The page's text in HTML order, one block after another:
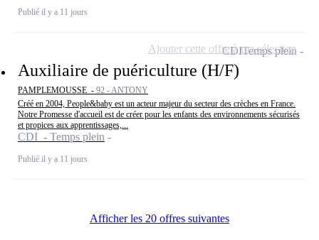
Publié il y a 11 jours
Auxiliaire de puériculture (H/F)
PAMPLEMOUSSE - 92 - ANTONY
Créé en 2004, People&baby est un acteur majeur du secteur des crèches en France.
Notre Promesse d'accueil est de créer pour les enfants des environnements sécurisés
et propices aux apprentissages,...
CDI - Temps plein
Publié il y a 11 jours
CDITemps plein
Ajouter cette offre à ma sélection
Afficher les 20 offres suivantes